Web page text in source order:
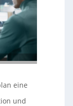
eine
und